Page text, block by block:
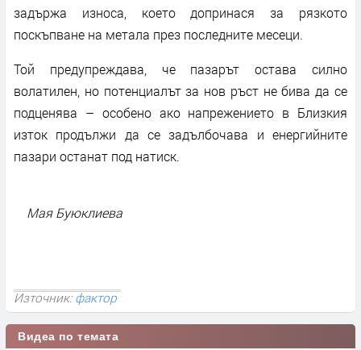
задържа износа, което допринася за рязкото
поскъпване на метала през последните месеци.
Той предупреждава, че пазарът остава силно
волатилен, но потенциалът за нов ръст не бива да се
подценява – особено ако напрежението в Близкия
изток продължи да се задълбочава и енергийните
пазари останат под натиск.
Мая Буюклиева
Източник:фактор
Видеа по темата